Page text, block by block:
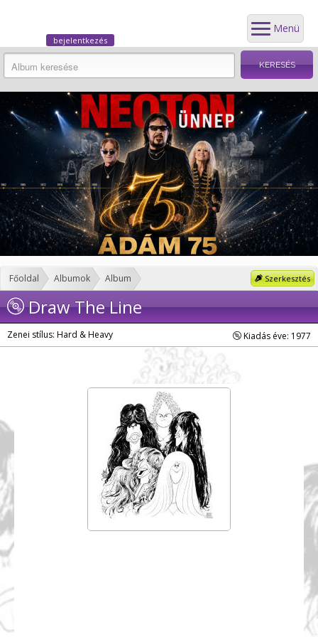
Menü
bejelentkezés
Szerkesztés
Főoldal Albumok Album
Draw The Line
Zenei stílus: Hard & Heavy Kiadás éve: 1977